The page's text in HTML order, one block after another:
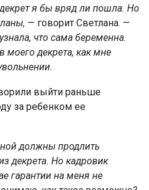
я бы вряд ли пошла. Но
— говорит Светлана. —
что сама беременна.
моего декрета, как мне
выйти раньше
за ребенком ее
должны продлить
декрета. Но кадровик
гарантии на меня не